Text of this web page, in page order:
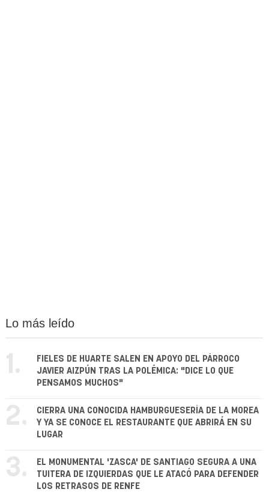
Lo más leído
1.
FIELES DE HUARTE SALEN EN APOYO DEL PÁRROCO
JAVIER AIZPÚN TRAS LA POLÉMICA: "DICE LO QUE
PENSAMOS MUCHOS"
2.
CIERRA UNA CONOCIDA HAMBURGUESERÍA DE LA MOREA
Y YA SE CONOCE EL RESTAURANTE QUE ABRIRÁ EN SU
LUGAR
3.
EL MONUMENTAL 'ZASCA' DE SANTIAGO SEGURA A UNA
TUITERA DE IZQUIERDAS QUE LE ATACÓ PARA DEFENDER
LOS RETRASOS DE RENFE